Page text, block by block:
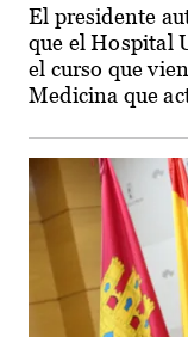
El presidente
que el Hospital
el curso que
Medicina que